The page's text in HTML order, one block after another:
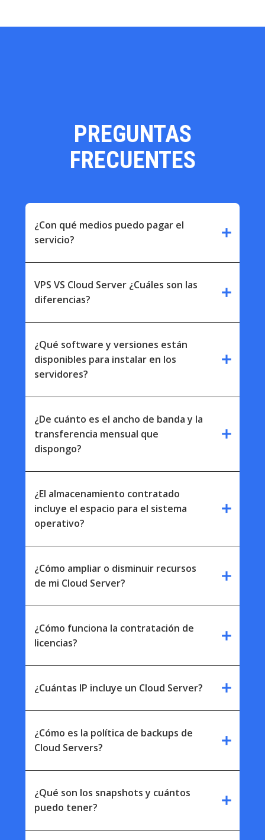
PREGUNTAS
FRECUENTES
¿Con qué medios puedo pagar el
servicio?
add
VPS VS Cloud Server ¿Cuáles son las
diferencias?
add
¿Qué software y versiones están
disponibles para instalar en los
servidores?
add
¿De cuánto es el ancho de banda y la
transferencia mensual que
dispongo?
add
¿El almacenamiento contratado
incluye el espacio para el sistema
operativo?
add
¿Cómo ampliar o disminuir recursos
de mi Cloud Server?
add
¿Cómo funciona la contratación de
licencias?
add
¿Cuántas IP incluye un Cloud Server? add
¿Cómo es la política de backups de
Cloud Servers?
add
¿Qué son los snapshots y cuántos
puedo tener?
add